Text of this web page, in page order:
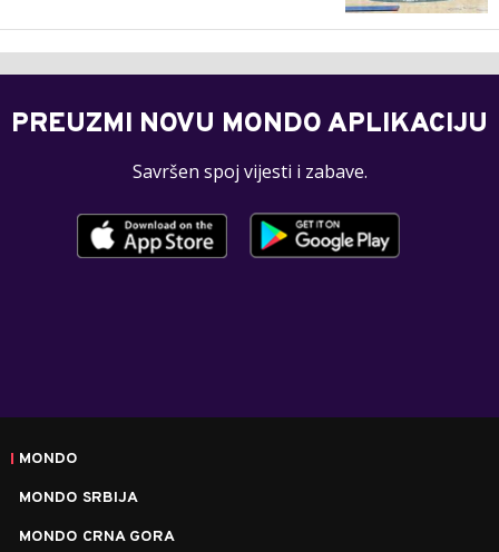
PREUZMI NOVU MONDO APLIKACIJU
Savršen spoj vijesti i zabave.
MONDO
MONDO SRBIJA
MONDO CRNA GORA